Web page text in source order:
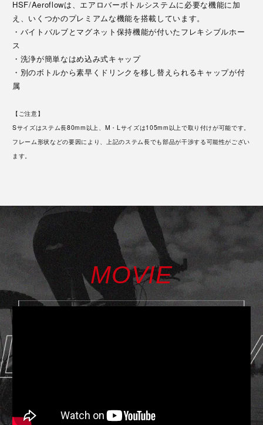
HSF/Aeroflowは、エアロバーボトルシステムに必要な機能に加
え、いくつかのプレミアムな機能を搭載しています。
・バイトバルブとマグネット保持機能が付いたフレキシブルホー
ス
・洗浄が簡単なはめ込み式キャップ
・別のボトルから素早くドリンクを移し替えられるキャップが付
属
【ご注意】
Sサイズはステム長80mm以上、M・Lサイズは105mm以上で取り付けが可能です。
フレーム形状などの要因により、上記のステム長でも部品が干渉する可能性がござい
ます。
MOVIE